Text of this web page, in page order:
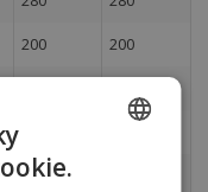
200 200
16 / 24